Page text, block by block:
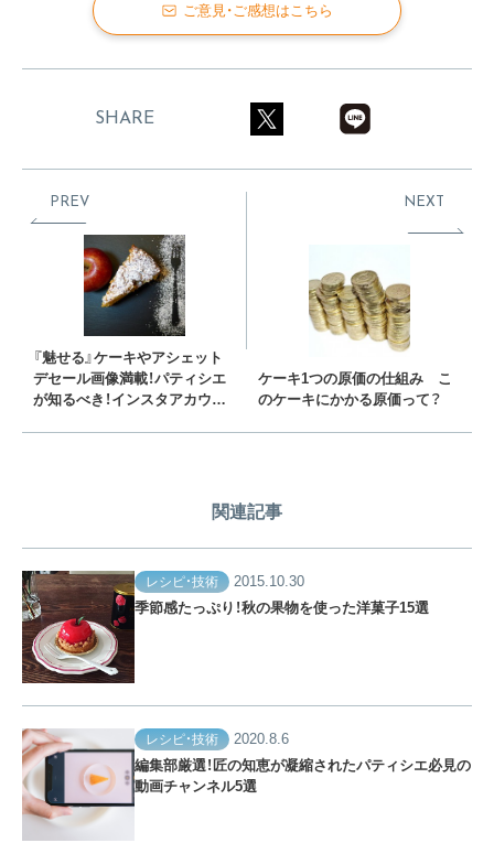
ご意見・ご感想はこちら
SHARE
PREV
『魅せる』ケーキやアシェット
デセール画像満載！パティシエ
が知るべき！インスタアカウン
NEXT
ケーキ1つの原価の仕組み こ
のケーキにかかる原価って？
関連記事
レシピ・技術
2015.10.30
季節感たっぷり！秋の果物を使った洋菓子15選
レシピ・技術
2020.8.6
編集部厳選！匠の知恵が凝縮されたパティシエ必見の
動画チャンネル5選